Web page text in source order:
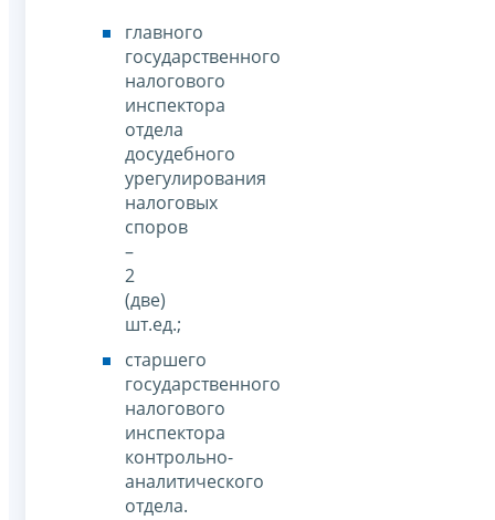
главного
государственного
налогового
инспектора
отдела
досудебного
урегулирования
налоговых
споров
–
2
(две)
шт.ед.;
старшего
государственного
налогового
инспектора
контрольно-
аналитического
отдела.